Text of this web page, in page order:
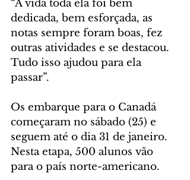
“A vida toda ela foi bem
dedicada, bem esforçada, as
notas sempre foram boas, fez
outras atividades e se destacou.
Tudo isso ajudou para ela
passar”.
Os embarque para o Canadá
começaram no sábado (25) e
seguem até o dia 31 de janeiro.
Nesta etapa, 500 alunos vão
para o país norte-americano.